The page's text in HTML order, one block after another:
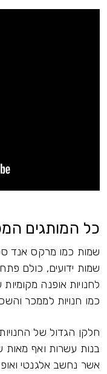
כל המותגים
שמות כמו מרקס אנד
שמות ידועים, כולם
לחנויות אופנה
כמו חנויות לממכר
חלקן הגדול של
בנות עשרות ואף מאות
אשר נחשב אלגנטי